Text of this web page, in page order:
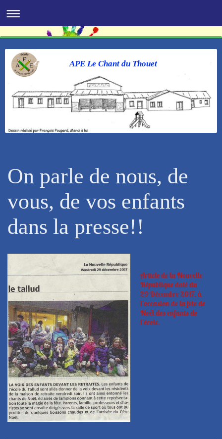
APE Le Chant du Thouet
On parle de nous, de
vous, de vos enfants
dans la presse!!
Article de la Nouvelle
République daté du
29 Décembre 2017, à
l'occasion de la fête de
Noël des enfants de
l'école.